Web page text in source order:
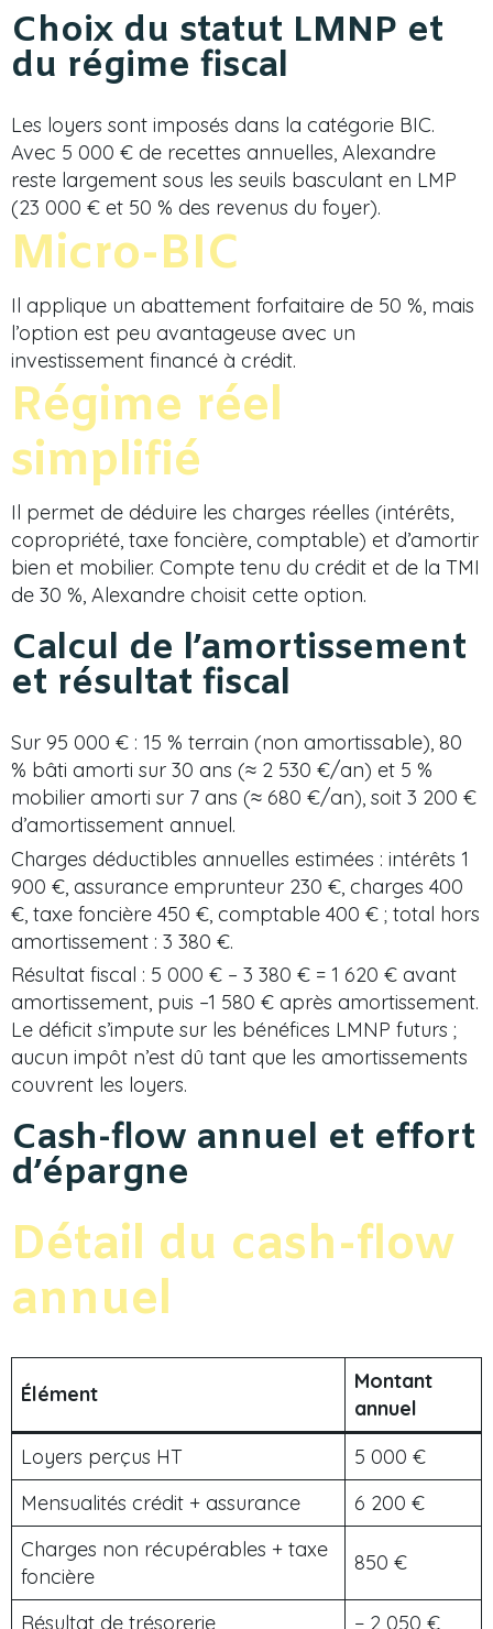
Choix du statut LMNP et
du régime fiscal
Les loyers sont imposés dans la catégorie BIC.
Avec 5 000 € de recettes annuelles, Alexandre
reste largement sous les seuils basculant en LMP
(23 000 € et 50 % des revenus du foyer).
Micro-BIC
Il applique un abattement forfaitaire de 50 %, mais
l’option est peu avantageuse avec un
investissement financé à crédit.
Régime réel
simplifié
Il permet de déduire les charges réelles (intérêts,
copropriété, taxe foncière, comptable) et d’amortir
bien et mobilier. Compte tenu du crédit et de la TMI
de 30 %, Alexandre choisit cette option.
Calcul de l’amortissement
et résultat fiscal
Sur 95 000 € : 15 % terrain (non amortissable), 80
% bâti amorti sur 30 ans (≈ 2 530 €/an) et 5 %
mobilier amorti sur 7 ans (≈ 680 €/an), soit 3 200 €
d’amortissement annuel.
Charges déductibles annuelles estimées : intérêts 1
900 €, assurance emprunteur 230 €, charges 400
€, taxe foncière 450 €, comptable 400 € ; total hors
amortissement : 3 380 €.
Résultat fiscal : 5 000 € – 3 380 € = 1 620 € avant
amortissement, puis –1 580 € après amortissement.
Le déficit s’impute sur les bénéfices LMNP futurs ;
aucun impôt n’est dû tant que les amortissements
couvrent les loyers.
Cash-flow annuel et effort
d’épargne
Détail du cash-flow
annuel
Élément
Montant
annuel
Loyers perçus HT
5 000 €
Mensualités crédit + assurance
6 200 €
Charges non récupérables + taxe
foncière
850 €
Résultat de trésorerie − 2 050 €